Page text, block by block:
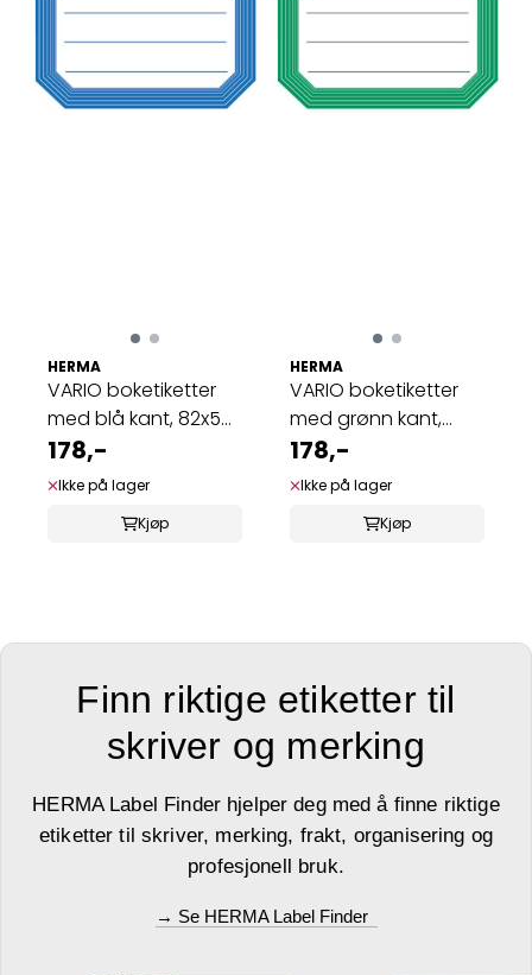
HERMA
VARIO boketiketter
med blå kant, 82x55
mm, 6 ark ...
178,-
Ikke på lager
Kjøp
HERMA
VARIO boketiketter
med grønn kant,
82x55 mm, 6 ...
178,-
Ikke på lager
Kjøp
Finn riktige etiketter til
skriver og merking
HERMA Label Finder hjelper deg med å finne riktige
etiketter til skriver, merking, frakt, organisering og
profesjonell bruk.
→ Se HERMA Label Finder